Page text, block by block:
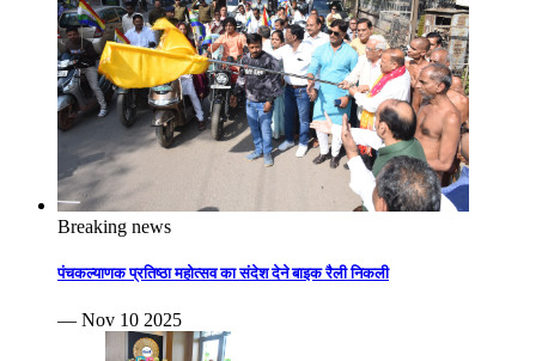
Breaking news
पंचकल्याणक प्रतिष्ठा महोत्सव का संदेश देने बाइक रैली निकली
— Nov 10 2025